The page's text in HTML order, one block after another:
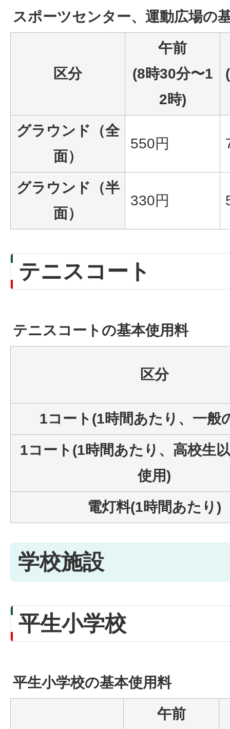
スポーツセンター、運動広場の
区分
午前
(8時30分〜1
2時)
グラウンド（全
面）
550円
グラウンド（半
面）
330円
テニスコート
テニスコートの基本使用料
区分
1コート(1時間あたり、一般
1コート(1時間あたり、高校生
使用)
電灯料(1時間あたり)
学校施設
平生小学校
平生小学校の基本使用料
午前